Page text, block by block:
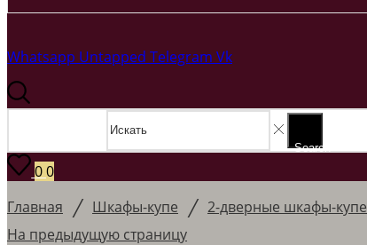
Whatsapp Untapped Telegram Vk
Search
00
Главная / Шкафы-купе / 2-дверные шкафы-купе
На предыдущую страницу